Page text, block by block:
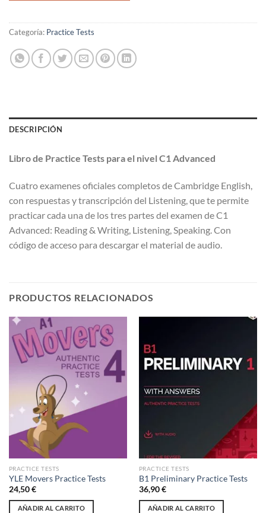
Categoría: Practice Tests
DESCRIPCIÓN
Libro de Practice Tests para el nivel C1 Advanced
Cuatro examenes oficiales completos de Cambridge English,
con respuestas y transcripción del Listening, que te permite
practicar cada una de los tres partes del examen de C1
Advanced: Reading & Writing, Listening, Speaking. Con
código de acceso para descargar el material de audio.
PRODUCTOS RELACIONADOS
PRACTICE TESTS
YLE Movers Practice Tests
24,50€
AÑADIR AL CARRITO
PRACTICE TESTS
B1 Preliminary Practice Tests
36,90€
AÑADIR AL CARRITO